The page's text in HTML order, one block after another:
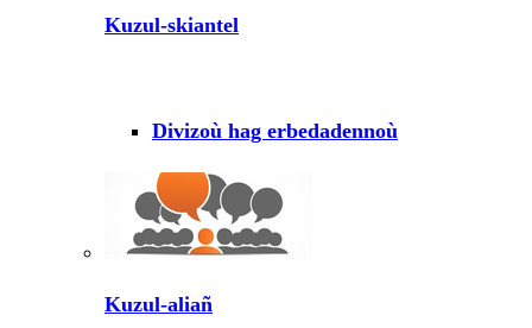
Kuzul-skiantel
Divizoù hag erbedadennoù
Kuzul-aliañ